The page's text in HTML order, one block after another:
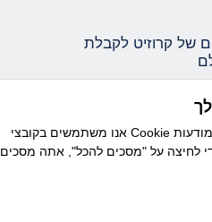
של קרוזיט לקבלת
ומידע שיווקי ממועדון
וידוע לי כי ניתן להסיר את
אנו משתמשים בקובצי Cookie כדי לשפר את חוויית הגלישה שלך, להציג מודעות
לחיצה על "מסכים להכל", אתה מסכים